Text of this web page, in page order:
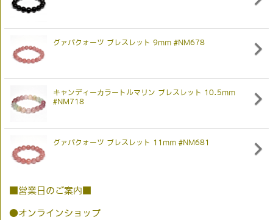
グァバクォーツ ブレスレット 9mm #NM678
キャンディーカラートルマリン ブレスレット 10.5mm
#NM718
グァバクォーツ ブレスレット 11mm #NM681
■営業日のご案内■
●オンラインショップ